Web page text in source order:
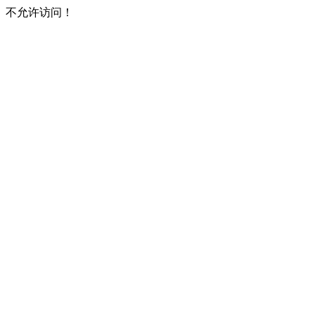
不允许访问！